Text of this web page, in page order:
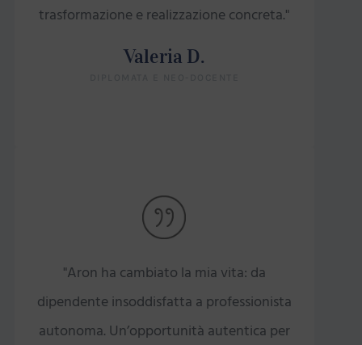
trasformazione e realizzazione concreta."
Valeria D.
"Aron ha cambiato la mia vita: da
dipendente insoddisfatta a professionista
autonoma. Un’opportunità autentica per